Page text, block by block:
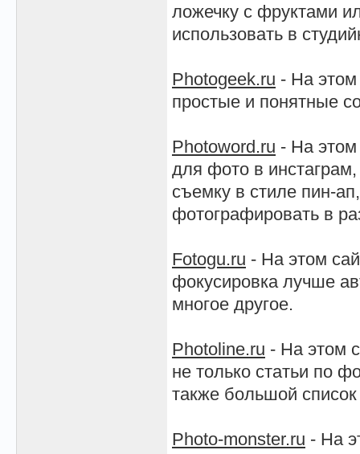
ложечку с фруктами
использовать в
Photogeek.ru - На
простые и понятные
Photoword.ru - На этом
для фото в инстаграм,
съемку в стиле пин-
фотографировать в
Fotogu.ru - На этом
фокусировка лучше
многое другое.
Photoline.ru - На этом
не только статьи по
также большой
Photo-monster.ru - На